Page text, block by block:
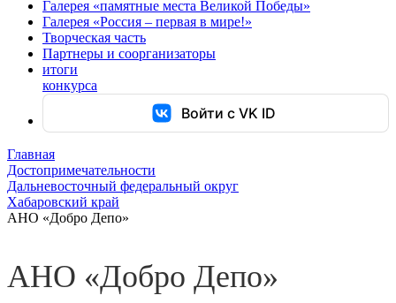
Галерея «памятные места Великой Победы»
Галерея «Россия – первая в мире!»
Творческая часть
Партнеры и соорганизаторы
итоги
конкурса
Войти с VK ID
Главная
Достопримечательности
Дальневосточный федеральный округ
Хабаровский край
АНО «Добро Депо»
АНО «Добро Депо»